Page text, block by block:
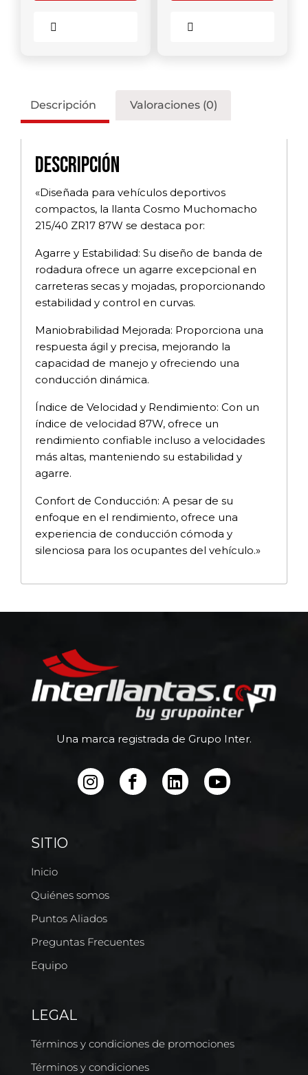
Descripción Valoraciones (0)
Descripción
«Diseñada para vehículos deportivos
compactos, la llanta Cosmo Muchomacho
215/40 ZR17 87W se destaca por:
Agarre y Estabilidad: Su diseño de banda de
rodadura ofrece un agarre excepcional en
carreteras secas y mojadas, proporcionando
estabilidad y control en curvas.
Maniobrabilidad Mejorada: Proporciona una
respuesta ágil y precisa, mejorando la
capacidad de manejo y ofreciendo una
conducción dinámica.
Índice de Velocidad y Rendimiento: Con un
índice de velocidad 87W, ofrece un
rendimiento confiable incluso a velocidades
más altas, manteniendo su estabilidad y
agarre.
Confort de Conducción: A pesar de su
enfoque en el rendimiento, ofrece una
experiencia de conducción cómoda y
silenciosa para los ocupantes del vehículo.»
Una marca registrada de Grupo Inter.
SITIO
Inicio
Quiénes somos
Puntos Aliados
Preguntas Frecuentes
Equipo
LEGAL
Términos y condiciones de promociones
Términos y condiciones